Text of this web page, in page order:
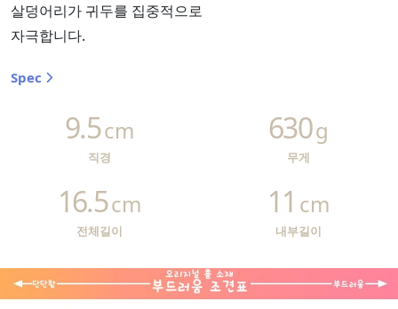
살덩어리가 귀두를 집중적으로
자극합니다.
Spec
직경
9.5cm
무게
630g
전체길이
16.5cm
내부길이
11 cm